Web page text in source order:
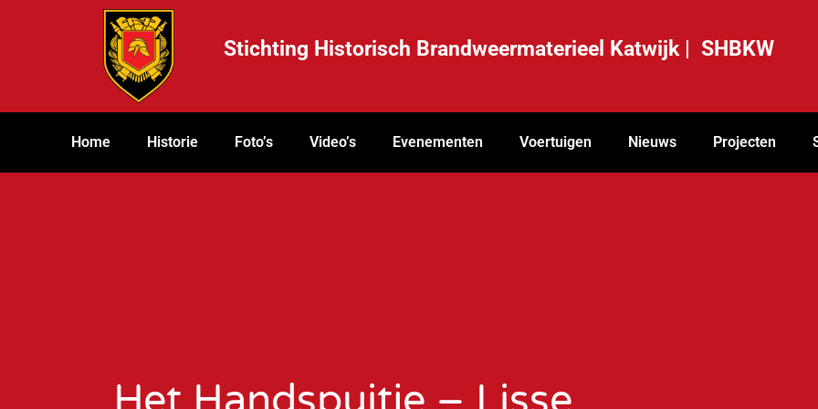
Stichting Historisch Brandweermaterieel Katwijk | SHBKW
Home Historie Foto’s Video’s Evenementen Voertuigen Nieuws Projecten